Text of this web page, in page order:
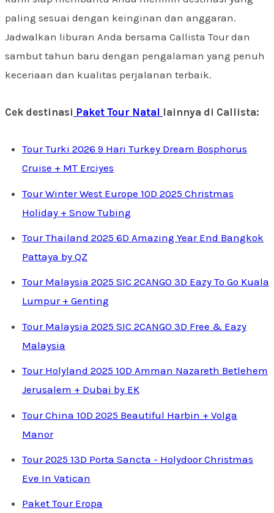
paling sesuai dengan keinginan dan anggaran.
Jadwalkan liburan Anda bersama Callista Tour dan
sambut tahun baru dengan pengalaman yang penuh
keceriaan dan kualitas perjalanan terbaik.
Cek destinasi Paket Tour Natal lainnya di Callista:
Tour Turki 2026 9 Hari Turkey Dream Bosphorus
Cruise + MT Erciyes
Tour Winter West Europe 10D 2025 Christmas
Holiday + Snow Tubing
Tour Thailand 2025 6D Amazing Year End Bangkok
Pattaya by QZ
Tour Malaysia 2025 SIC 2CANGO 3D Eazy To Go Kuala
Lumpur + Genting
Tour Malaysia 2025 SIC 2CANGO 3D Free & Eazy
Malaysia
Tour Holyland 2025 10D Amman Nazareth Betlehem
Jerusalem + Dubai by EK
Tour China 10D 2025 Beautiful Harbin + Volga
Manor
Tour 2025 13D Porta Sancta - Holydoor Christmas
Eve In Vatican
Paket Tour Eropa